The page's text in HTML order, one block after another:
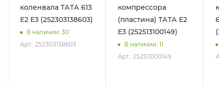
коленвала ТАТА 613
E2 E3 (252303138603)
В наличии: 30
Арт.: 252303138603
компрессора
(пластина) ТАТА Е2
Е3 (252513100149)
В наличии: 11
Арт.: 252513100149